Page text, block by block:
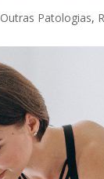
Outras Patologias,